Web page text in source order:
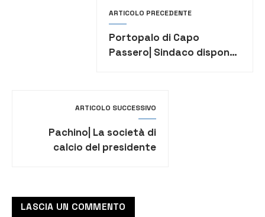
ARTICOLO PRECEDENTE
Portopalo di Capo
Passero| Sindaco dispone
ARTICOLO SUCCESSIVO
Pachino| La società di
calcio del presidente
LASCIA UN COMMENTO